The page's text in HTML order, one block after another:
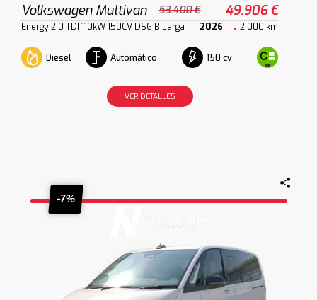
Volkswagen Multivan 53.400 € 49.906 €
Energy 2.0 TDI 110kW 150CV DSG B.Larga 2026 2.000 km
Diesel Automático 150 cv
VER DETALLES
-7%